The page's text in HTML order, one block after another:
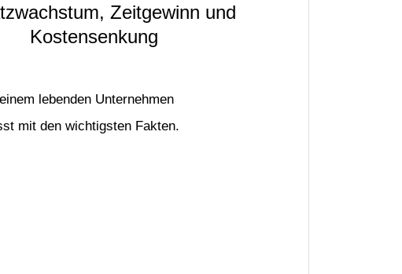
Zeitgewinn und
Kostensenkung
lebenden Unternehmen
mit den wichtigsten Fakten.